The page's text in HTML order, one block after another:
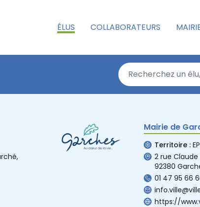
ÉLUS COLLABORATEURS
Mairie de
Territoire :
2 rue Claude
92380
01 47 95 66
https://